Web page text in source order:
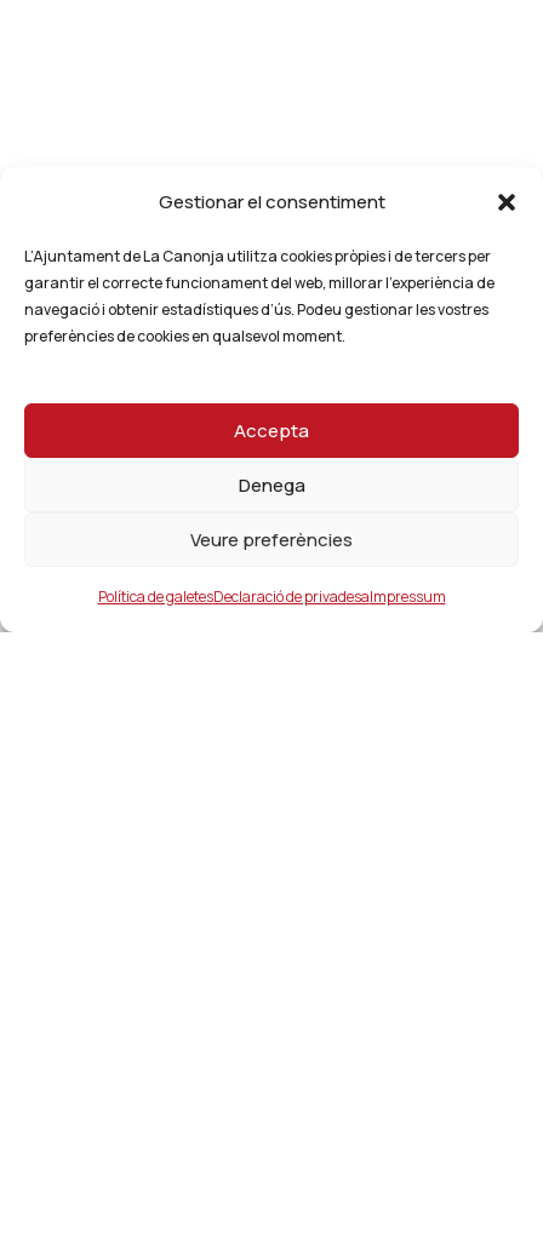
Gestionar el consentiment
L’Ajuntament de La Canonja utilitza cookies pròpies i de tercers per
garantir el correcte funcionament del web, millorar l’experiència de
navegació i obtenir estadístiques d’ús. Podeu gestionar les vostres
preferències de cookies en qualsevol moment.
Accepta
Denega
Veure preferències
Política de galetesDeclaració de privadesaImpressum